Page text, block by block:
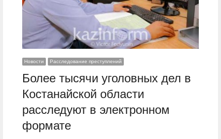
Новости Расследование преступлений
Более тысячи уголовных дел в
Костанайской области
расследуют в электронном
формате